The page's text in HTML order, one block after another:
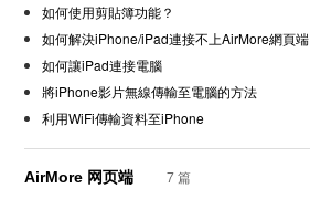
如何使用剪貼簿功能？
如何解決iPhone/iPad連接不上AirMore網頁端
如何讓iPad連接電腦
將iPhone影片無線傳輸至電腦的方法
利用WiFi傳輸資料至iPhone
AirMore 网页端 7 篇